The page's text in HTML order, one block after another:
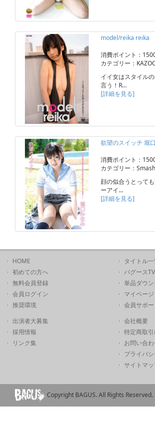
model/reika reika
消費ポイント：
カテゴリー：
イイ女はスタイル
言う！R…
[詳細を見る]
欲望のスイッチ 堀
消費ポイント：
カテゴリー：
顔の似合うとって
ーアイ…
[詳細を見る]
HOME
初めての方へ
無料会員登録
会員ログイン
推奨環境
タイトル
バグース
単品ダウ
マイページ
会員サポー
出演者大募集
採用情報
リンク集
会社概要
特定商取
お問い合
プライバ
サイトマ
Copyright BAGUS. All Rights Reserved.